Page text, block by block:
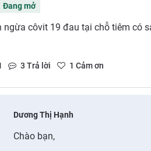
Đang mở
ngừa côvit 19 đau tại chỗ tiêm có
3 Trả lời 1 Cảm ơn
Dương Thị Hạnh
Chào bạn,